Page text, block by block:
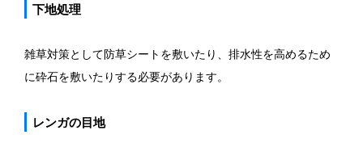
下地処理
雑草対策として防草シートを敷いたり、排水性を高めるため
に砕石を敷いたりする必要があります。
レンガの目地